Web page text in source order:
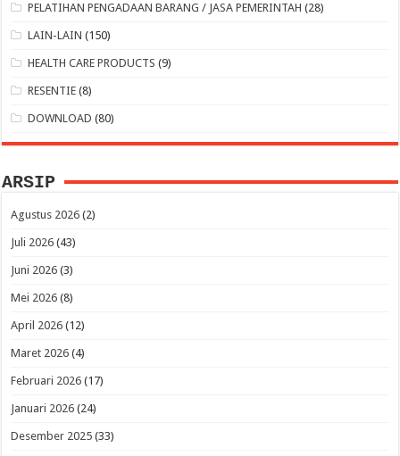
PELATIHAN PENGADAAN BARANG / JASA PEMERINTAH (28)
LAIN-LAIN (150)
HEALTH CARE PRODUCTS (9)
RESENTIE (8)
DOWNLOAD (80)
ARSIP
Agustus 2026 (2)
Juli 2026 (43)
Juni 2026 (3)
Mei 2026 (8)
April 2026 (12)
Maret 2026 (4)
Februari 2026 (17)
Januari 2026 (24)
Desember 2025 (33)